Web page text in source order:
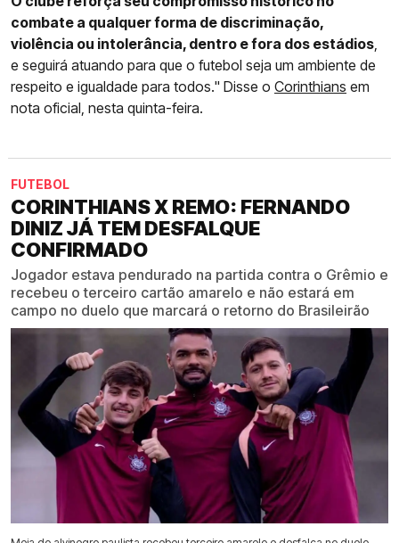
combate a qualquer forma de discriminação,
violência ou intolerância, dentro e fora dos estádios,
e seguirá atuando para que o futebol seja um ambiente de
respeito e igualdade para todos." Disse o Corinthians em
nota oficial, nesta quinta-feira.
FUTEBOL
CORINTHIANS X REMO: FERNANDO
DINIZ JÁ TEM DESFALQUE
CONFIRMADO
Jogador estava pendurado na partida contra o Grêmio e
recebeu o terceiro cartão amarelo e não estará em
campo no duelo que marcará o retorno do Brasileirão